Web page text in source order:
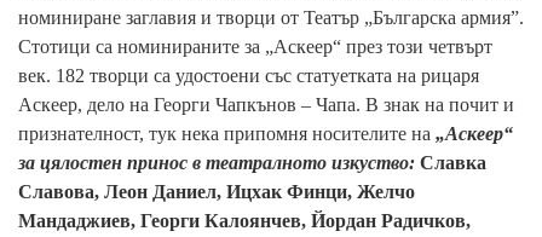
номиниране заглавия и творци от Театър „Българска армия”.
Стотици са номинираните за „Аскеер“ през този четвърт
век. 182 творци са удостоени със статуетката на рицаря
Аскеер, дело на Георги Чапкънов – Чапа. В знак на почит и
признателност, тук нека припомня носителите на „Аскеер“
за цялостен принос в театралното изкуство: Славка
Славова, Леон Даниел, Ицхак Финци, Желчо
Мандаджиев, Георги Калоянчев, Йордан Радичков,